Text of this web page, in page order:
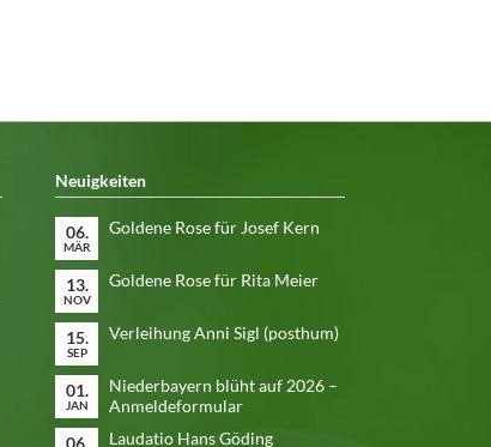
Neuigkeiten
06.
MÄR
Goldene Rose für Josef Kern
13.
NOV
Goldene Rose für Rita Meier
15.
SEP
Verleihung Anni Sigl (posthum)
01.
JAN
Niederbayern blüht auf 2026 –
Anmeldeformular
06.
Laudatio Hans Göding